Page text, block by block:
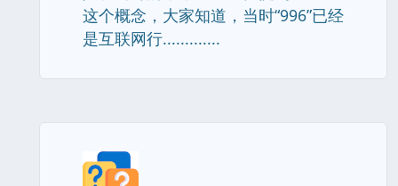
这个概念，大家知道，当时“996”已经
是互联网行.............